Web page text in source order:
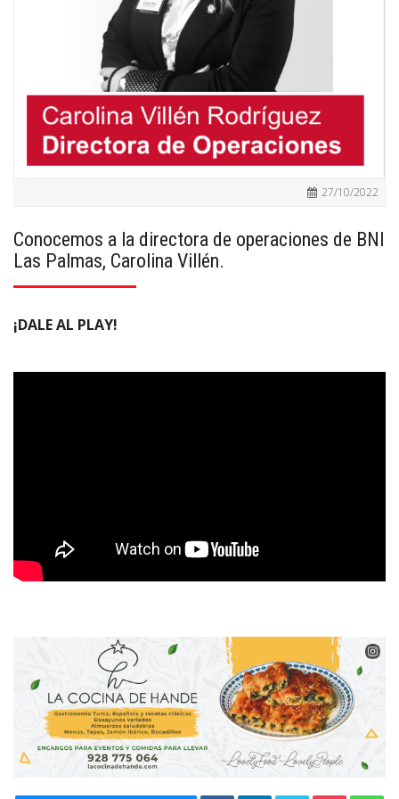
27/10/2022
Conocemos a la directora de operaciones de BNI
Las Palmas, Carolina Villén.
¡DALE AL PLAY!